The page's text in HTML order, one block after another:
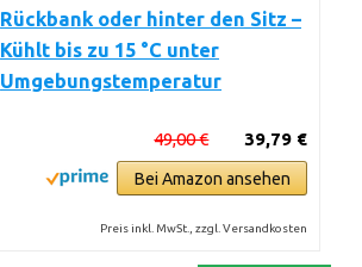
Rückbank oder hinter den Sitz –
Kühlt bis zu 15 °C unter
Umgebungstemperatur
39,79 €
49,00 €
Bei Amazon ansehen
Preis inkl. MwSt., zzgl. Versandkosten